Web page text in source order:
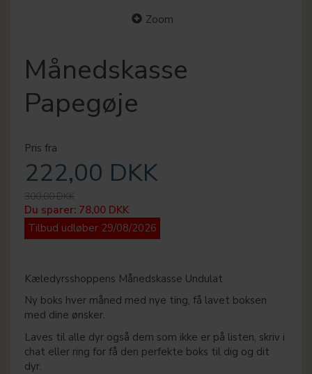
Zoom
Månedskasse
Papegøje
Pris fra
222,00 DKK
300,00 DKK
Du sparer: 78,00 DKK
Tilbud udløber 29/08/2026
Kæledyrsshoppens Månedskasse Undulat
Ny boks hver måned med nye ting, få lavet boksen
med dine ønsker.
Laves til alle dyr også dem som ikke er på listen, skriv i
chat eller ring for få den perfekte boks til dig og dit
dyr.